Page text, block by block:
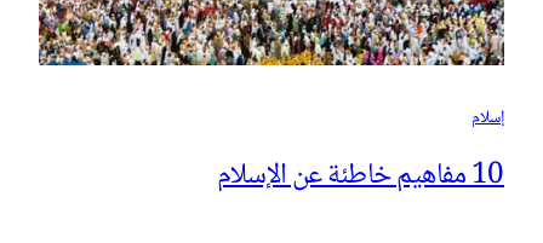
إسلام
10 مفاهيم خاطئة عن الإسلام